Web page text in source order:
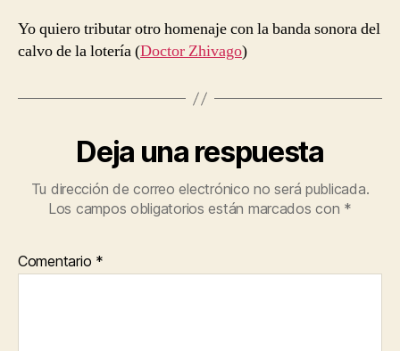
Yo quiero tributar otro homenaje con la banda sonora del
calvo de la lotería (Doctor Zhivago)
Deja una respuesta
Tu dirección de correo electrónico no será publicada.
Los campos obligatorios están marcados con *
Comentario *